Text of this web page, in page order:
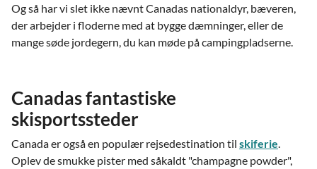
Og så har vi slet ikke nævnt Canadas nationaldyr, bæveren,
der arbejder i floderne med at bygge dæmninger, eller de
mange søde jordegern, du kan møde på campingpladserne.
Canadas fantastiske
skisportssteder
Canada er også en populær rejsedestination til skiferie
Oplev de smukke pister med såkaldt "champagne powder",